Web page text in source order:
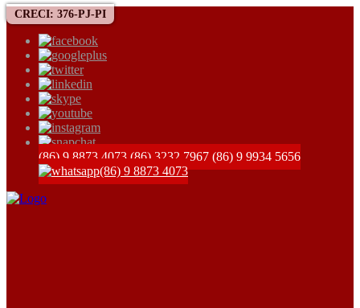
CRECI: 376-PJ-PI
(86) 9 8873 4073 (86) 3232 7967 (86) 9 9934 5656
(86) 9 8873 4073